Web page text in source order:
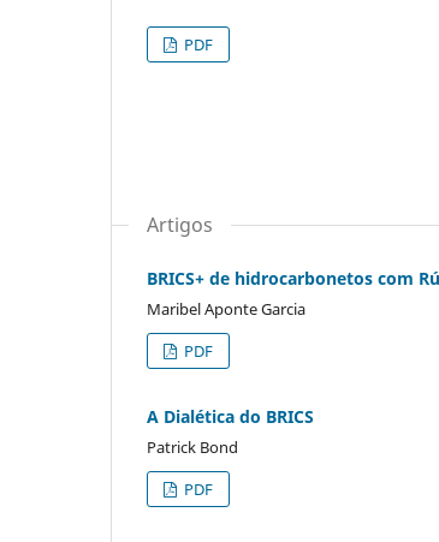
PDF
Artigos
BRICS+ de hidrocarbonetos com
Maribel Aponte Garcia
PDF
A Dialética do BRICS
Patrick Bond
PDF